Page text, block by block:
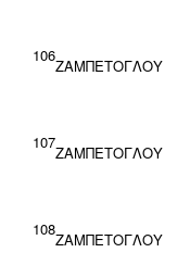
106
ΖΑΜΠΕΤΟΓΛΟΥ
107
ΖΑΜΠΕΤΟΓΛΟΥ
108
ΖΑΜΠΕΤΟΓΛΟΥ